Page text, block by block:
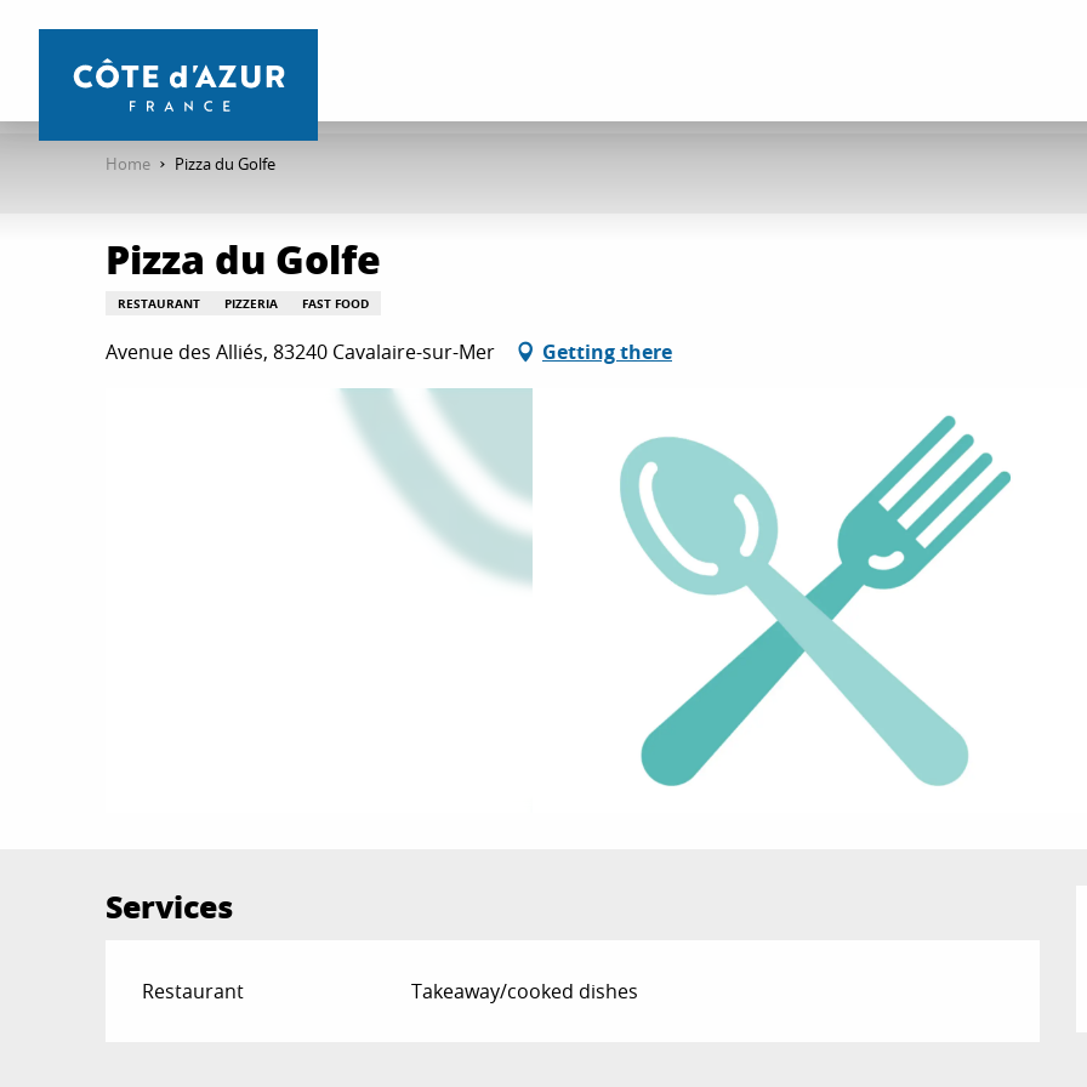
contenu
Home Pizza du Golfe
Pizza du Golfe
RESTAURANT PIZZERIA FAST FOOD
Avenue des Alliés, 83240 Cavalaire-sur-Mer Getting there
Services
Restaurant Takeaway/cooked dishes